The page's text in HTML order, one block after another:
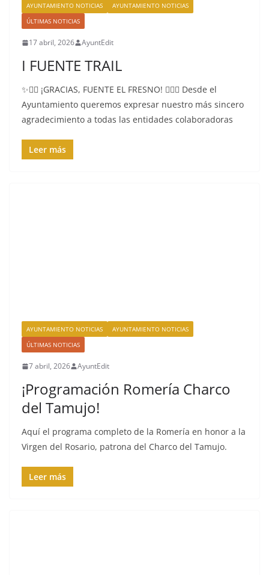
AYUNTAMIENTO NOTICIAS
AYUNTAMIENTO NOTICIAS
ÚLTIMAS NOTICIAS
17 abril, 2026 AyuntEdit
I FUENTE TRAIL
✨🏃‍♂️ ¡GRACIAS, FUENTE EL FRESNO! 🏃‍♀️✨ Desde el
Ayuntamiento queremos expresar nuestro más sincero
agradecimiento a todas las entidades colaboradoras
Leer más
AYUNTAMIENTO NOTICIAS
AYUNTAMIENTO NOTICIAS
ÚLTIMAS NOTICIAS
7 abril, 2026 AyuntEdit
¡Programación Romería Charco
del Tamujo!
Aquí el programa completo de la Romería en honor a la
Virgen del Rosario, patrona del Charco del Tamujo.
Leer más